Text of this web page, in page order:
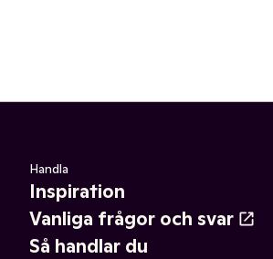
Handla
Inspiration
Vanliga frågor och svar
Så handlar du